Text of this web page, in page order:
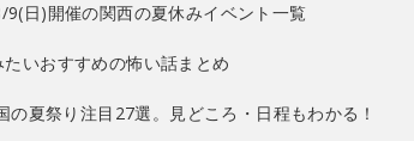
日)開催の関西の夏休みイベント一覧
たいおすすめの怖い話まとめ
の夏祭り注目27選。見どころ・日程もわかる！